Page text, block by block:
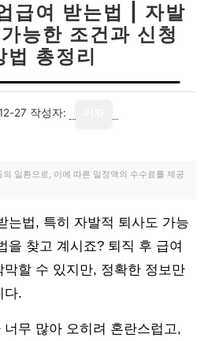
급여 받는법 | 자발
능한 조건과 신청
법 총정리
27 작성자:
일환으로, 이에 따른 일정액의 수수료를 제공
는법, 특히 자발적 퇴사도 가능
을 찾고 계시죠? 퇴직 후 급여
막할 수 있지만, 정확한 정보만
다.
너무 많아 오히려 혼란스럽고,